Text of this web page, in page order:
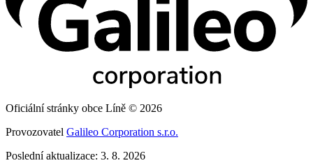
Oficiální stránky obce Líně © 2026
Provozovatel Galileo Corporation s.r.o.
Poslední aktualizace: 3. 8. 2026